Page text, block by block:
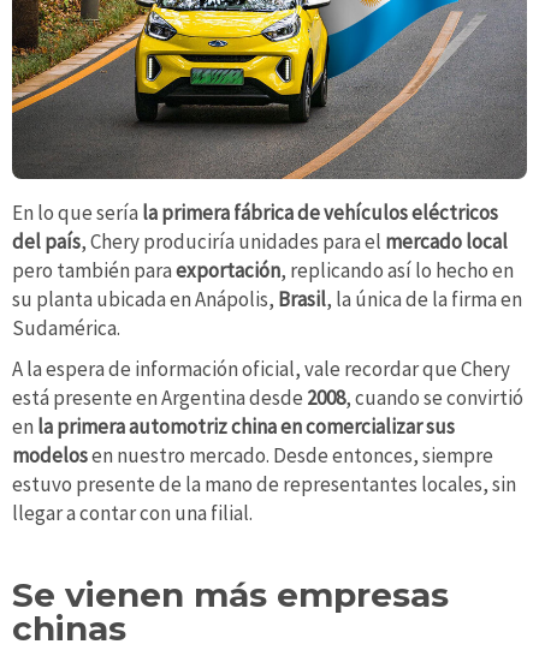
En lo que sería la primera fábrica de vehículos eléctricos
del país, Chery produciría unidades para el mercado local
pero también paraexportación, replicando así lo hecho en
su planta ubicada en Anápolis, Brasil, la única de la firma en
Sudamérica.
A la espera de información oficial, vale recordar que Chery
está presente en Argentina desde 2008, cuando se convirtió
en la primera automotriz china en comercializar sus
modelosen nuestro mercado. Desde entonces, siempre
estuvo presente de la mano de representantes locales, sin
llegar a contar con una filial.
Se vienen más empresas
chinas